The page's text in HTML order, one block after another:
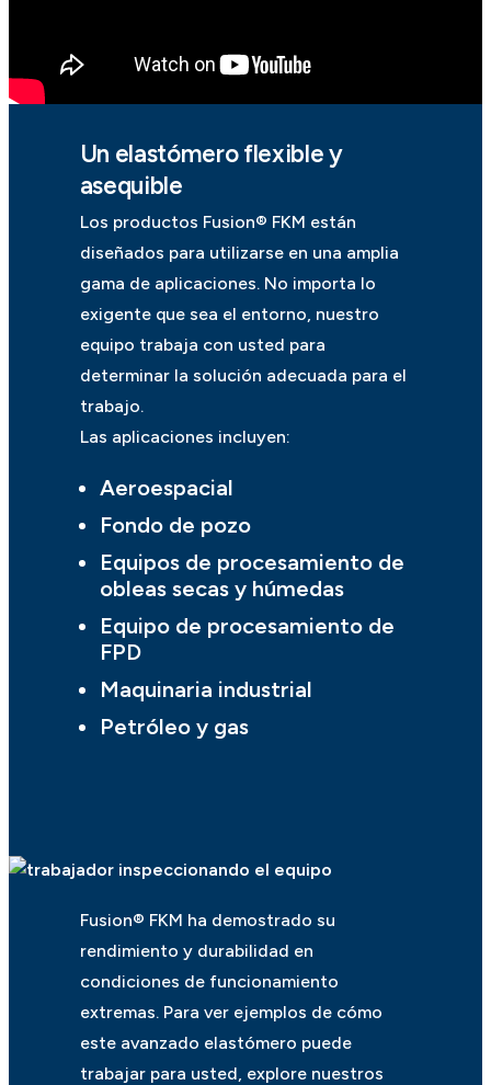
Un elastómero flexible y
asequible
Los productos Fusion® FKM están
diseñados para utilizarse en una amplia
gama de aplicaciones. No importa lo
exigente que sea el entorno, nuestro
equipo trabaja con usted para
determinar la solución adecuada para el
trabajo.
Las aplicaciones incluyen:
Aeroespacial
Fondo de pozo
Equipos de procesamiento de
obleas secas y húmedas
Equipo de procesamiento de
FPD
Maquinaria industrial
Petróleo y gas
Fusion® FKM ha demostrado su
rendimiento y durabilidad en
condiciones de funcionamiento
extremas. Para ver ejemplos de cómo
este avanzado elastómero puede
trabajar para usted, explore nuestros